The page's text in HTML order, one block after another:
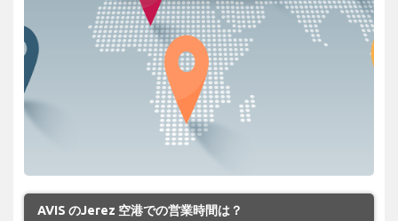
AVIS のJerez 空港での営業時間は？